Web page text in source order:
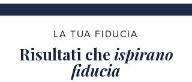
LA TUA FIDUCIA
Risultati che ispirano
fiducia